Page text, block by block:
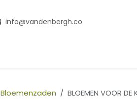
info@vandenbergh.co
Bloemenzaden BLOEMEN VOOR DE